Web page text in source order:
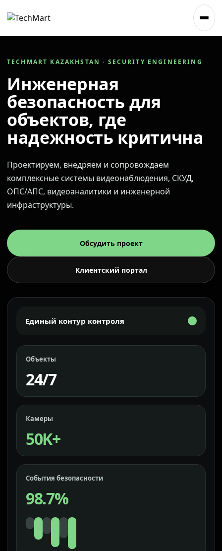
TECHMART KAZAKHSTAN · SECURITY ENGINEERING
Инженерная
безопасность для
объектов, где
надежность критична
Проектируем, внедряем и сопровождаем
комплексные системы видеонаблюдения, СКУД,
ОПС/АПС, видеоаналитики и инженерной
инфраструктуры.
Обсудить проект
Клиентский портал
Единый контур контроля
Объекты
24/7
Камеры
50K+
События безопасности
98.7%